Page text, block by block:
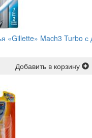
«Gillette» Mach3 Turbo с
Добавить в корзину